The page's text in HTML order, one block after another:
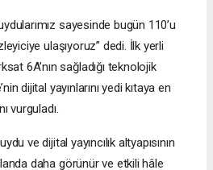
sayesinde bugün 110’u
ulaşıyoruz” dedi. İlk yerli
6A’nın sağladığı teknolojik
dijital yayınlarını yedi kıtaya en
vurguladı.
ve dijital yayıncılık altyapısının
daha görünür ve etkili hâle